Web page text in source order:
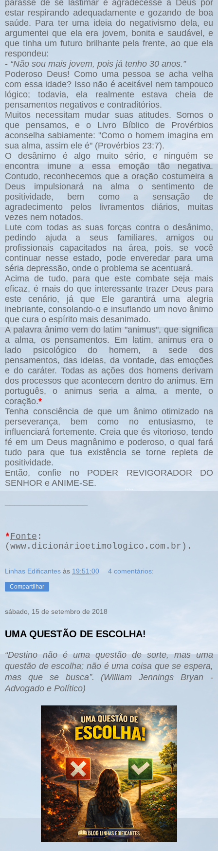
parasse de se lastimar e agradecesse a Deus por
estar respirando adequadamente e gozando de boa
saúde. Para ter uma ideia do negativismo dela, eu
argumentei que ela era jovem, bonita e saudável, e
que tinha um futuro brilhante pela frente, ao que ela
respondeu:
- “Não sou mais jovem, pois já tenho 30 anos.”
Poderoso Deus! Como uma pessoa se acha velha
com essa idade? Isso não é aceitável nem tampouco
lógico; todavia, ela realmente estava cheia de
pensamentos negativos e contraditórios.
Muitos necessitam mudar suas atitudes. Somos o
que pensamos, e o Livro Bíblico de Provérbios
aconselha sabiamente: "Como o homem imagina em
sua alma, assim ele é" (Provérbios 23:7).
O desânimo é algo muito sério, e ninguém se
encontra imune a essa emoção tão negativa.
Contudo, reconhecemos que a oração costumeira a
Deus impulsionará na alma o sentimento de
positividade, bem como a sensação de
agradecimento pelos livramentos diários, muitas
vezes nem notados.
Lute com todas as suas forças contra o desânimo,
pedindo ajuda a seus familiares, amigos ou
profissionais capacitados na área, pois, se você
continuar nesse estado, pode enveredar para uma
séria depressão, onde o problema se acentuará.
Acima de tudo, para que este combate seja mais
eficaz, é mais do que interessante trazer Deus para
este cenário, já que Ele garantirá uma alegria
inebriante, consolando-o e insuflando um novo ânimo
que cura o espírito mais desanimado.
A palavra ânimo vem do latim "animus", que significa
a alma, os pensamentos. Em latim, animus era o
lado psicológico do homem, a sede dos
pensamentos, das ideias, da vontade, das emoções
e do caráter. Todas as ações dos homens derivam
dos processos que acontecem dentro do animus. Em
português, o animus seria a alma, a mente, o
coração.*
Tenha consciência de que um ânimo otimizado na
perseverança, bem como no entusiasmo, te
influenciará fortemente. Creia que és vitorioso, tendo
fé em um Deus magnânimo e poderoso, o qual fará
tudo para que tua existência se torne repleta de
positividade.
Então, confie no PODER REVIGORADOR DO
SENHOR e ANIME-SE.
*Fonte :
(www.dicionárioetimologico.com.br).
Linhas Edificantes às 19:51:00 4 comentários:
Compartilhar
sábado, 15 de setembro de 2018
UMA QUESTÃO DE ESCOLHA!
“Destino não é uma questão de sorte, mas uma
questão de escolha; não é uma coisa que se espera,
mas que se busca”. (William Jennings Bryan -
Advogado e Político)